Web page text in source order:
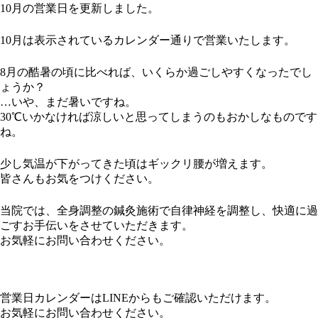
10月の営業日を更新しました。
10月は表示されているカレンダー通りで営業いたします。
8月の酷暑の頃に比べれば、いくらか過ごしやすくなったでし
ょうか？
…いや、まだ暑いですね。
30℃いかなければ涼しいと思ってしまうのもおかしなものです
ね。
少し気温が下がってきた頃はギックリ腰が増えます。
皆さんもお気をつけください。
当院では、全身調整の鍼灸施術で自律神経を調整し、快適に過
ごすお手伝いをさせていただきます。
お気軽にお問い合わせください。
営業日カレンダーはLINEからもご確認いただけます。
お気軽にお問い合わせください。